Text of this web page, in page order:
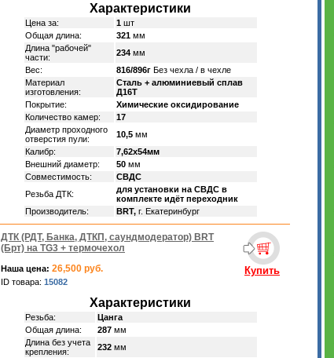
Характеристики
Цена за: 1 шт
Общая длина:
321 мм
Длина "рабочей"
части:
234мм
Вес:
816/896г Без чехла / в чехле
Материал
изготовления:
Сталь + алюминиевый сплав
Д16Т
Покрытие:
Химические оксидирование
Количество камер:
17
Диаметр проходного
отверстия пули:
10,5 мм
Калибр:
7,62х54мм
Внешний диаметр:
50мм
Совместимость:
СВДС
Резьба ДТК:
для установки на СВДС в
комплекте идёт переходник
Производитель:
BRT,г. Екатеринбург
ДТК (РДТ, Банка, ДТКП, саундмодератор) BRT
(Брт) на TG3 + термочехол
Наша цена: 26,500 руб.
ID товара: 15082
Купить
Характеристики
Резьба:
Цанга
Общая длина:
287 мм
Длина без учета
крепления:
232мм